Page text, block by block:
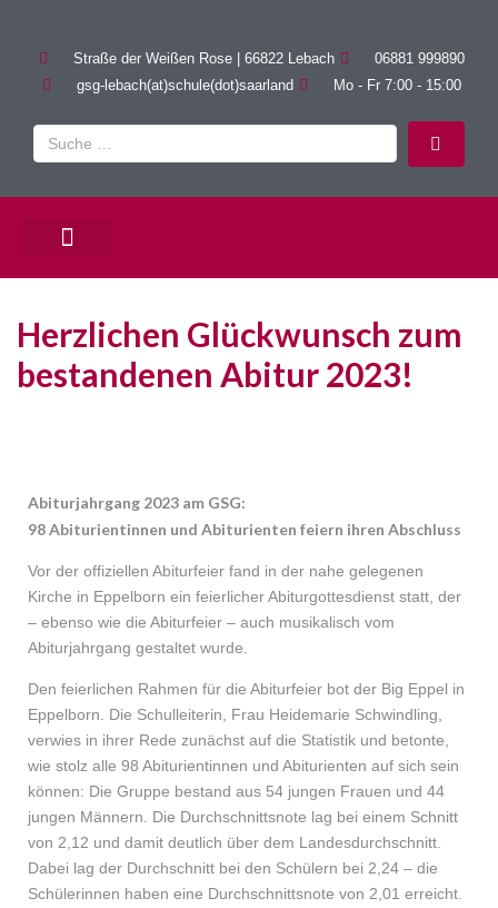
Straße der Weißen Rose | 66822 Lebach
06881 999890
gsg-lebach(at)schule(dot)saarland
Mo - Fr 7:00 - 15:00
Herzlichen Glückwunsch zum
bestandenen Abitur 2023!
Abiturjahrgang 2023 am GSG:
98 Abiturientinnen und Abiturienten feiern ihren Abschluss
Vor der offiziellen Abiturfeier fand in der nahe gelegenen
Kirche in Eppelborn ein feierlicher Abiturgottesdienst statt, der
– ebenso wie die Abiturfeier – auch musikalisch vom
Abiturjahrgang gestaltet wurde.
Den feierlichen Rahmen für die Abiturfeier bot der Big Eppel in
Eppelborn. Die Schulleiterin, Frau Heidemarie Schwindling,
verwies in ihrer Rede zunächst auf die Statistik und betonte,
wie stolz alle 98 Abiturientinnen und Abiturienten auf sich sein
können: Die Gruppe bestand aus 54 jungen Frauen und 44
jungen Männern. Die Durchschnittsnote lag bei einem Schnitt
von 2,12 und damit deutlich über dem Landesdurchschnitt.
Dabei lag der Durchschnitt bei den Schülern bei 2,24 – die
Schülerinnen haben eine Durchschnittsnote von 2,01 erreicht.